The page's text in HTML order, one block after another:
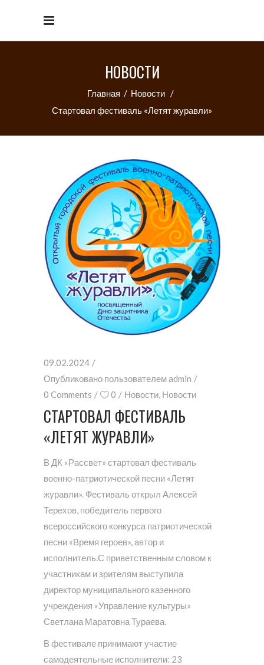
НОВОСТИ
Главная / Новости /
Стартовал фестиваль «Летят журавли»
09.02.2024
Опубликовано пользователемadmin
0 Comments
0 Новости, Новости
СТАРТОВАЛ ФЕСТИВАЛЬ
«ЛЕТЯТ ЖУРАВЛИ»
В ДК «Рассвет» стартовал фестиваль
военно-патриотической песни «Летят
журавли». Фестиваль открыл Алексей
Терехов, победитель первого
всероссийского конкурса патриотической
песни «Время героев», автор и
исполнитель.С приветственным словом к
участникам и зрителям выступила
директор муниципального казенного
учреждения «Управление культуры»
Светлана Маратовна Тураева.
В фестивале принимают участие
самодеятельные исполнители: 23